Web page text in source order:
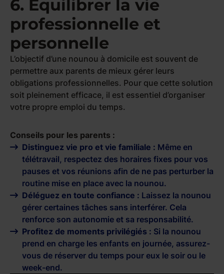
6. Équilibrer la vie
professionnelle et
personnelle
L’objectif d’une nounou à domicile est souvent de
permettre aux parents de mieux gérer leurs
obligations professionnelles. Pour que cette solution
soit pleinement efficace, il est essentiel d’organiser
votre propre emploi du temps.
Conseils pour les parents :
Distinguez vie pro et vie familiale : Même en
télétravail, respectez des horaires fixes pour vos
pauses et vos réunions afin de ne pas perturber la
routine mise en place avec la nounou.
Déléguez en toute confiance : Laissez la nounou
gérer certaines tâches sans interférer. Cela
renforce son autonomie et sa responsabilité.
Profitez de moments privilégiés : Si la nounou
prend en charge les enfants en journée, assurez-
vous de réserver du temps pour eux le soir ou le
week-end.